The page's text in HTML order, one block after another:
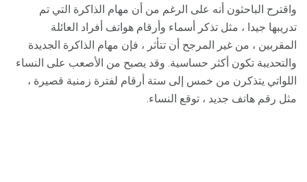
واقترح الباحثون أنه على الرغم من أن مهام الذاكرة التي تم
تدريبها جيدا ، مثل تذكر أسماء وأرقام هواتف أفراد العائلة
المقربين ، من غير المرجح أن تتأثر ، فإن مهام الذاكرة الجديدة
والتحديبة تكون أكثر حساسية. وقد يصبح من الأصعب على النساء
اللواتي يتذكرن من خمس إلى ستة أرقام لفترة زمنية قصيرة ،
مثل رقم هاتف جديد ، توقع النساء.